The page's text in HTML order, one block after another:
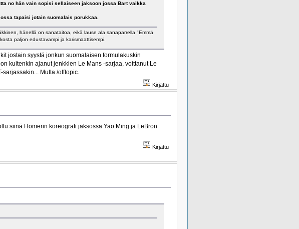
no hän vain sopisi sellaiseen jaksoon jossa Bart vaikka
tapaisi jotain suomalais porukkaa.
hänellä on sanataitoa, eikä lause ala sanaparrella "Emmä
paljon edustavampi ja karismaattisempi.
jostain syystä jonkun suomalaisen formulakuskin
kuitenkin ajanut jenkkien Le Mans -sarjaa, voittanut Le
Mutta /offtopic.
Kirjattu
siinä Homerin koreografi jaksossa Yao Ming ja LeBron
Kirjattu